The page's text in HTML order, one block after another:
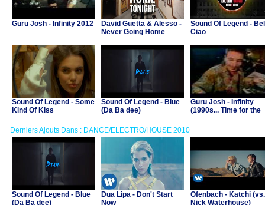
Guru Josh - Infinity 2012
David Guetta & Alesso -
Never Going Home
Love)
Sound Of Legend -
Ciao
Sound Of Legend - Some
Kind Of Kiss
Sound Of Legend - Blue
(Da Ba dee)
Guru Josh - Infinity
(1990s... Time for the
Derniers Ajouts Dans : DANCE/ELECTRO/HOUSE 2010
Sound Of Legend - Blue
(Da Ba dee)
Dua Lipa - Don't Start
Now
Ofenbach - Katchi (vs.
Nick Waterhouse)